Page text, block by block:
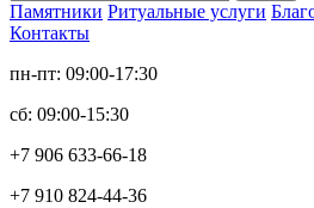
Памятники Ритуальные услуги
Контакты
пн-пт: 09:00-17:30
сб: 09:00-15:30
+7 906 633-66-18
+7 910 824-44-36